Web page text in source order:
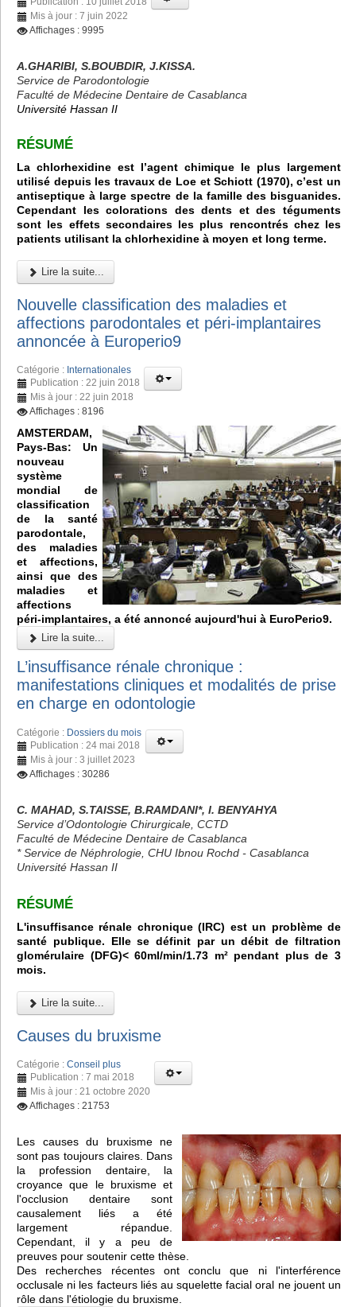
Mis à jour : 7 juin 2022
Affichages : 9995
A.GHARIBI, S.BOUBDIR, J.KISSA.
Service de Parodontologie
Faculté de Médecine Dentaire de Casablanca
Université Hassan II
RÉSUM É
La chlorhexidine est l’agent chimique le plus largement
utilisé depuis les travaux de Loe et Schiott (1970), c’est un
antiseptique à large spectre de la famille des bisguanides.
Cependant les colorations des dents et des téguments
sont les effets secondaires les plus rencontrés chez les
patients utilisant la chlorhexidine à moyen et long terme.
Lire la suite...
Nouvelle classification des maladies et
affections parodontales et péri-implantaires
annoncée à Europerio9
Catégorie : Internationales
Publication : 22 juin 2018
Mis à jour : 22 juin 2018
Affichages : 8196
AMSTERDAM,
Pays-Bas: Un
nouveau
système
mondial de
classification
de la santé
parodontale,
des maladies
et affections,
ainsi que des
maladies et
affections
péri-implantaires, a été annoncé aujourd'hui à EuroPerio9.
Lire la suite...
L’insuffisance rénale chronique :
manifestations cliniques et modalités de prise
en charge en odontologie
Catégorie : Dossiers du mois
Publication : 24 mai 2018
Mis à jour : 3 juillet 2023
Affichages : 30286
C. MAHAD, S.TAISSE, B.RAMDANI*, I. BENYAHYA
Service d’Odontologie Chirurgicale, CCTD
Faculté de Médecine Dentaire de Casablanca
* Service de Néphrologie, CHU Ibnou Rochd - Casablanca
Université Hassan II
RÉSUMÉ
L'insuffisance rénale chronique (IRC) est un problème de
santé publique. Elle se définit par un débit de filtration
glomérulaire (DFG)< 60ml/min/1.73 m² pendant plus de 3
mois.
Lire la suite...
Causes du bruxisme
Catégorie : Conseil plus
Publication : 7 mai 2018
Mis à jour : 21 octobre 2020
Affichages : 21753
Les causes du bruxisme ne
sont pas toujours claires. Dans
la profession dentaire, la
croyance que le bruxisme et
l'occlusion dentaire sont
causalement liés a été
largement répandue.
Cependant, il y a peu de
preuves pour soutenir cette thèse.
Des recherches récentes ont conclu que ni l'interférence
occlusale ni les facteurs liés au squelette facial oral ne jouent un
rôle dans l'étiologie du bruxisme.